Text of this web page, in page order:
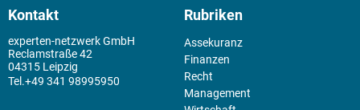
Kontakt
experten-netzwerk GmbH
Reclamstraße 42
04315 Leipzig
+49 341 98995950
Rubriken
Assekuranz
Finanzen
Recht
Management